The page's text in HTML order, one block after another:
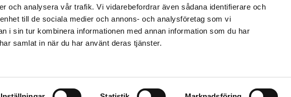
och analysera vår trafik. Vi vidarebefordrar även sådana identifierare och
till de sociala medier och annons- och analysföretag som vi
i sin tur kombinera informationen med annan information som du har
samlat in när du har använt deras tjänster.
Ok
Läs mer om vårt arbete och hur vi kan hjälpa er!
Besök vår infosite här